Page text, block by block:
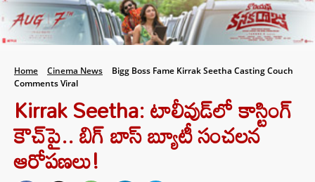
Home Cinema News
Bigg Boss Fame Kirrak Seetha Casting Couch
Comments Viral
Kirrak Seetha: టాలీవుడ్‌లో కాస్టింగ్
కౌచ్‌పై.. బిగ్ బాస్ బ్యూటీ సంచలన
ఆరోపణలు!